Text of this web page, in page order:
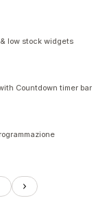
low stock widgets
Countdown timer bar